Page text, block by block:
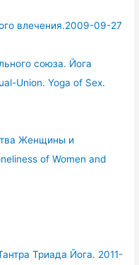
влечения.2009-09-27
союза. Йога
Union. Yoga of Sex.
Женщины и
of Women and
Триада Йога. 2011-